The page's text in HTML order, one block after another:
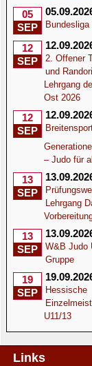
05
SEP
Bundesliga
12
SEP
2. Offener
und
Lehrgang
Ost 2026
12
SEP
– Judo für
13
SEP
Lehrgang
13
SEP
W&B Judo
Gruppe
19
SEP
Hessische
U11/13
Links